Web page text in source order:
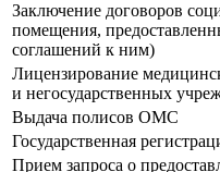
Заключение договоров
помещения,
соглашений к ним)
Лицензирование
и негосударственных
Выдача полисов ОМС
Государственная
Прием запроса о